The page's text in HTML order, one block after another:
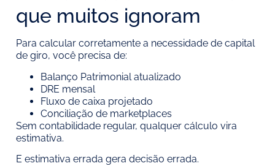
que muitos ignoram
Para calcular corretamente a necessidade de capital
de giro, você precisa de:
Balanço Patrimonial atualizado
DRE mensal
Fluxo de caixa projetado
Conciliação de marketplaces
Sem contabilidade regular, qualquer cálculo vira
estimativa.
E estimativa errada gera decisão errada.